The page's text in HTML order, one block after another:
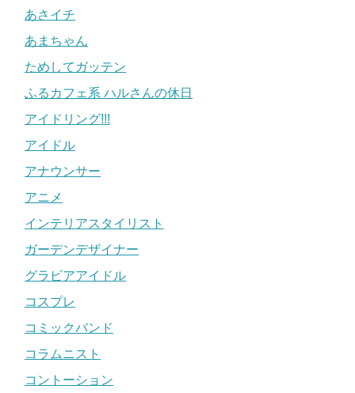
あさイチ
あまちゃん
ためしてガッテン
ふるカフェ系 ハルさんの休日
アイドリング!!!
アイドル
アナウンサー
アニメ
インテリアスタイリスト
ガーデンデザイナー
グラビアアイドル
コスプレ
コミックバンド
コラムニスト
コントーション